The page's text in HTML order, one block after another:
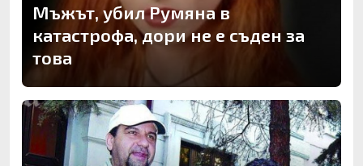
Мъжът, убил Румяна в
катастрофа, дори не е съден за
това